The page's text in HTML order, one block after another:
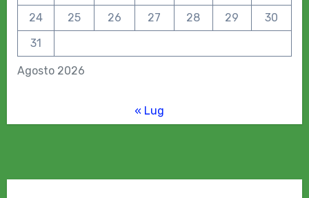
Agosto 2026
24
25 26 27 28 29
30
31
« Lug